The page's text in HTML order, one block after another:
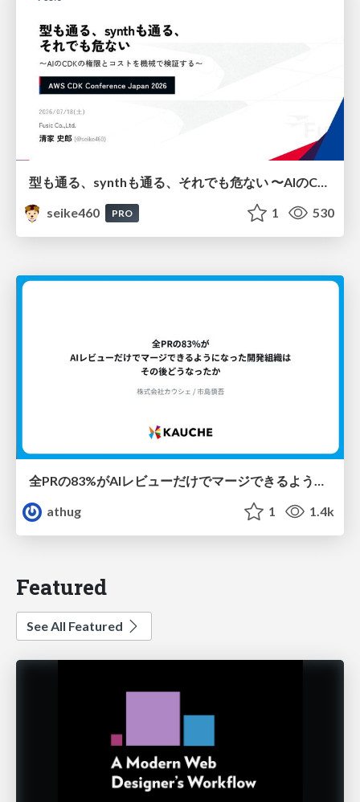
seike460
PRO 1 530
全PRの83%がAIレビューだけでマージできるようになった開発組織はその後どうなったか
athug
1 1.4k
Featured
See All Featured